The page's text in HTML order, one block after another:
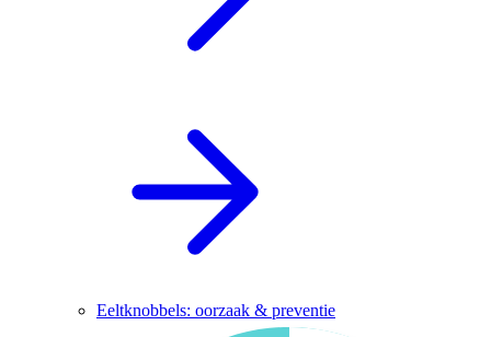
Eeltknobbels: oorzaak & preventie